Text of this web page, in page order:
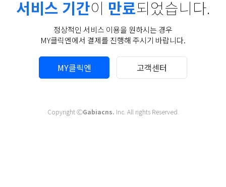
서비스 기간이 만료되었습니다.
정상적인 서비스 이용을 원하시는 경우
MY클릭엔에서 결제를 진행해 주시기 바랍니다.
MY클릭엔 고객센터
Copyright ⒸGabiacns. Inc. All rights Reserved.